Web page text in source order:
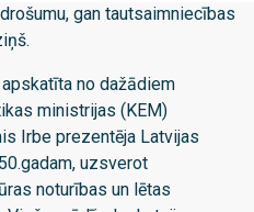
gan tautsaimniecības
no dažādiem
ministrijas (KEM)
Irbe prezentēja Latvijas
uzsverot
noturības un lētas